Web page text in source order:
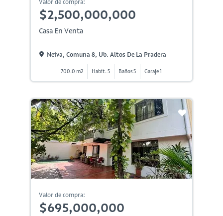
Valor de compra:
$2,500,000,000
Casa En Venta
Neiva, Comuna 8, Ub. Altos De La Pradera
700.0 m2 Habit. 5 Baños 5 Garaje 1
Valor de compra:
$695,000,000